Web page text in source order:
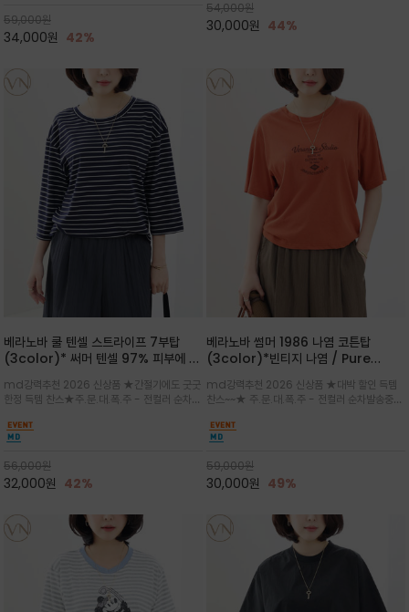
59,000원
34,000원 42%
54,000원
30,000원 44%
베라노바 쿨 텐셀 스트라이프 7부탑
(3color)* 써머 텐셀 97% 피부에 닿
소재
md강력추천 2026 신상품 ★간절기에도 굿굿
한정 득템 찬스★주.문.대.폭.주 - 전컬러 순차발
있는 드롭숄더와 7부 소매가 더해져 팔 라인을
자연스럽게 커버해주는 아이템/얇고 가벼운 터
치감으로 편안
56,000원
32,000원 42%
베라노바 썸머 1986 나염 코튼탑
(3color)*빈티지 나염 / Pure
어도 룩에 감도가 살아나는 베라노바 스
튜디오 티셔츠
md강력추천 2026 신상품 ★대박 할인 득템
찬스~~★ 주.문.대.폭.주 - 전컬러 순차발송중
유 있는 핏과 경쾌한 기장감이 자연스럽게 체형
을 커버/빈티지한 레터링 프린트가 은근한 포인
트가 되어 데님이나 린넨 팬츠와 감
59,000원
30,000원 49%